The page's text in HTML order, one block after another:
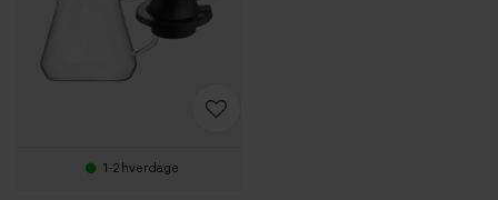
1-2 hverdage